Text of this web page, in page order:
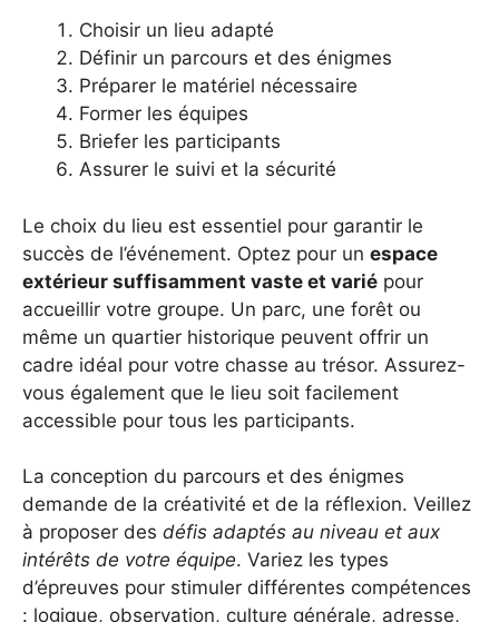
Choisir un lieu adapté
Définir un parcours et des énigmes
Préparer le matériel nécessaire
Former les équipes
Briefer les participants
Assurer le suivi et la sécurité
Le choix du lieu est essentiel pour garantir le
succès de l’événement. Optez pour un espace
extérieur suffisamment vaste et varié pour
accueillir votre groupe. Un parc, une forêt ou
même un quartier historique peuvent offrir un
cadre idéal pour votre chasse au trésor. Assurez-
vous également que le lieu soit facilement
accessible pour tous les participants.
La conception du parcours et des énigmes
demande de la créativité et de la réflexion. Veillez
à proposer des défis adaptés au niveau et aux
intérêts de votre équipe. Variez les types
d’épreuves pour stimuler différentes compétences
: logique, observation, culture générale, adresse,